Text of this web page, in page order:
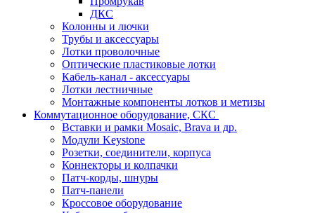
ДКС
Колонны и лючки
Трубы и аксессуары
Лотки проволочные
Оптические пластиковые лотки
Кабель-канал - аксессуары
Лотки лестничные
Монтажные компоненты лотков и метизы
Коммутационное оборудование, СКС
Вставки и рамки Mosaic, Brava и др.
Модули Keystone
Розетки, соединители, корпуса
Коннекторы и колпачки
Патч-корды, шнуры
Патч-панели
Кроссовое оборудование